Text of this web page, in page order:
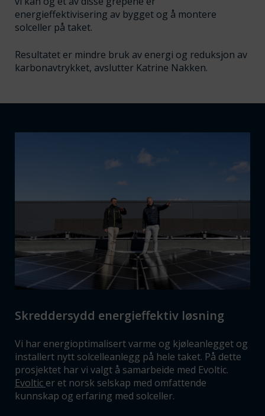
energieffektivisering av bygget og å montere
solceller på taket.
Resultatet er mindre bruk av energi og reduksjon av
karbonavtrykket, avslutter Katrine Nakken.
Skreddersydd energieffektiv løsning
Vi har energioptimalisert varme og kjøleanlegget og
installert nytt solcelleanlegg på hele taket. På dette
prosjektet har vi valgt å samarbeide med Evoltic.
Evoltic er et norsk selskap med omfattende
kunnskap og erfaring med solceller.